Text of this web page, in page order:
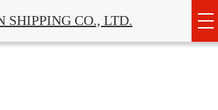
SHIPPING CO., LTD.